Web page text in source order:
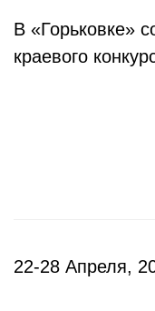
В «Горьковке»
краевого
22-28 Апреля,